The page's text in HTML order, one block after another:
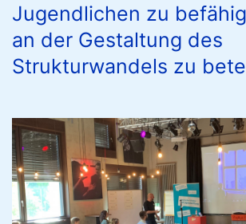
Jugendlichen zu
an der Gestaltung des
Strukturwandels zu